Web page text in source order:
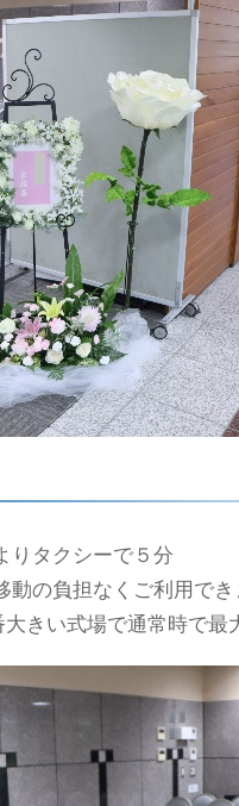
りタクシーで５分
動の負担なくご利用でき
きい式場で通常時で最